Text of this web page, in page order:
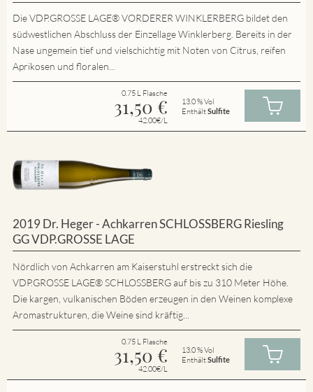
Die VDP.GROSSE LAGE® VORDERER WINKLERBERG bildet den
südwestlichen Abschluss der Einzellage Winklerberg. Bereits in der
Nase ungemein tief und vielschichtig mit Noten von Citrus, reifen
Aprikosen und floralen...
0.75 L Flasche
31,50 €
42.00€/L
13.0 % Vol
EnthältSulfite
2019 Dr. Heger - Achkarren SCHLOSSBERG Riesling
GG VDP.GROSSE LAGE
Nördlich von Achkarren am Kaiserstuhl erstreckt sich die
VDP.GROSSE LAGE® SCHLOSSBERG auf bis zu 310 Meter Höhe.
Die kargen, vulkanischen Böden erzeugen in den Weinen komplexe
Aromastrukturen, die Weine sind kräftig...
0.75 L Flasche
31,50 €
42.00€/L
13.0 % Vol
EnthältSulfite